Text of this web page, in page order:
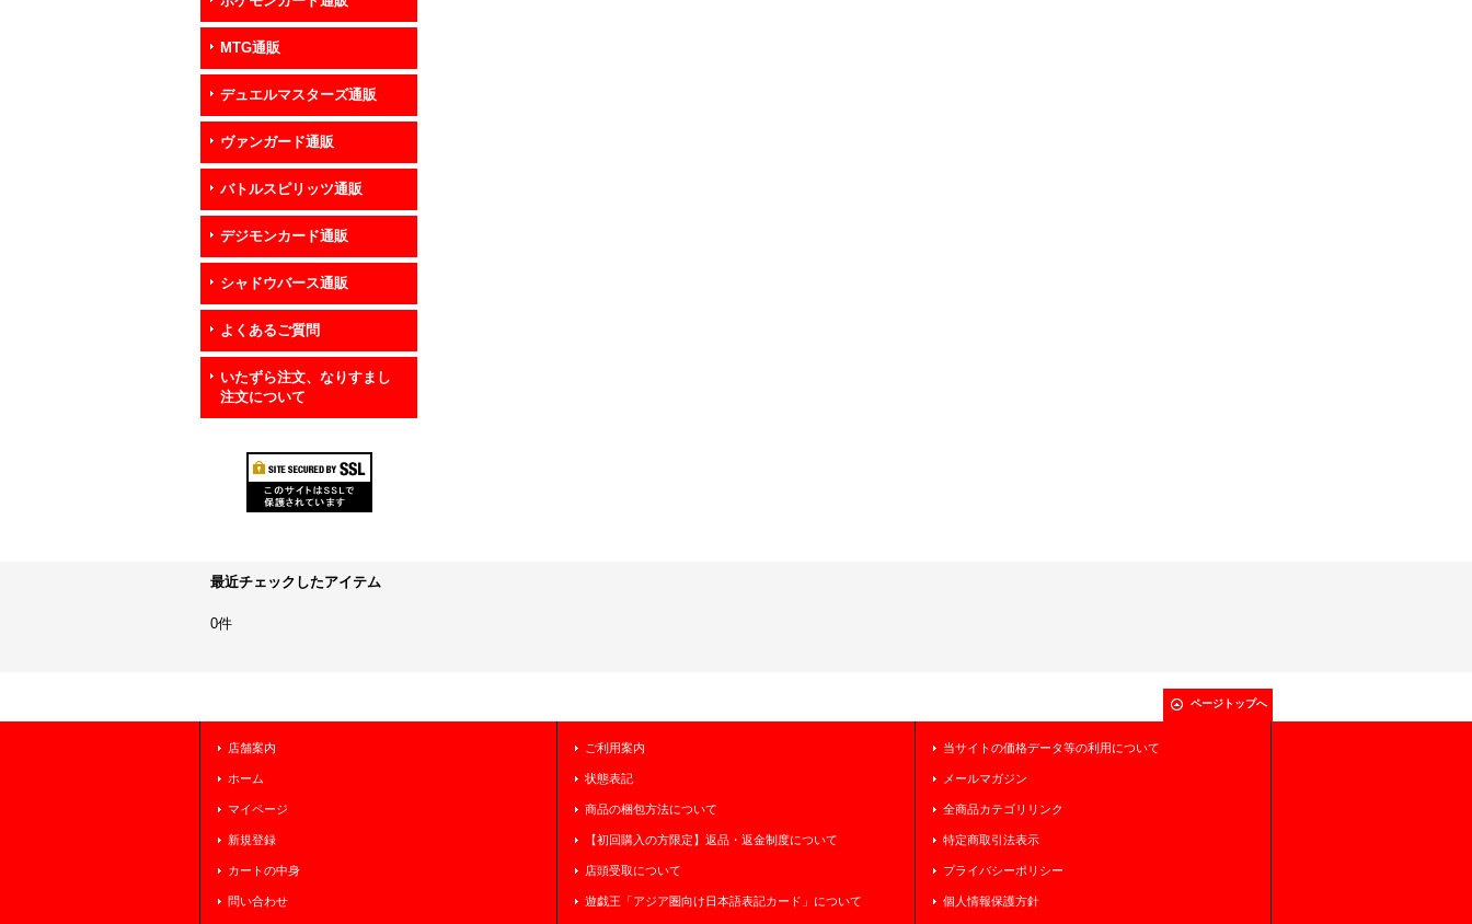
MTG通販
デュエルマスターズ通販
ヴァンガード通販
バトルスピリッツ通販
デジモンカード通販
シャドウバース通販
よくあるご質問
いたずら注文、なりすまし
注文について
最近チェックしたアイテム
0件
ページトップへ
店舗案内
ホーム
マイページ
新規登録
カートの中身
問い合わせ
ご利用案内
状態表記
商品の梱包方法について
【初回購入の方限定】返品・返金制度について
店頭受取について
遊戯王「アジア圏向け日本語表記カード」について
当サイトの価格データ等の利用について
メールマガジン
全商品カテゴリリンク
特定商取引法表示
プライバシーポリシー
個人情報保護方針